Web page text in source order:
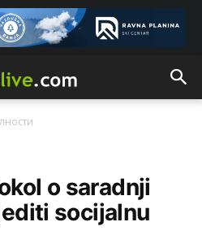
o saradnji
socijalnu